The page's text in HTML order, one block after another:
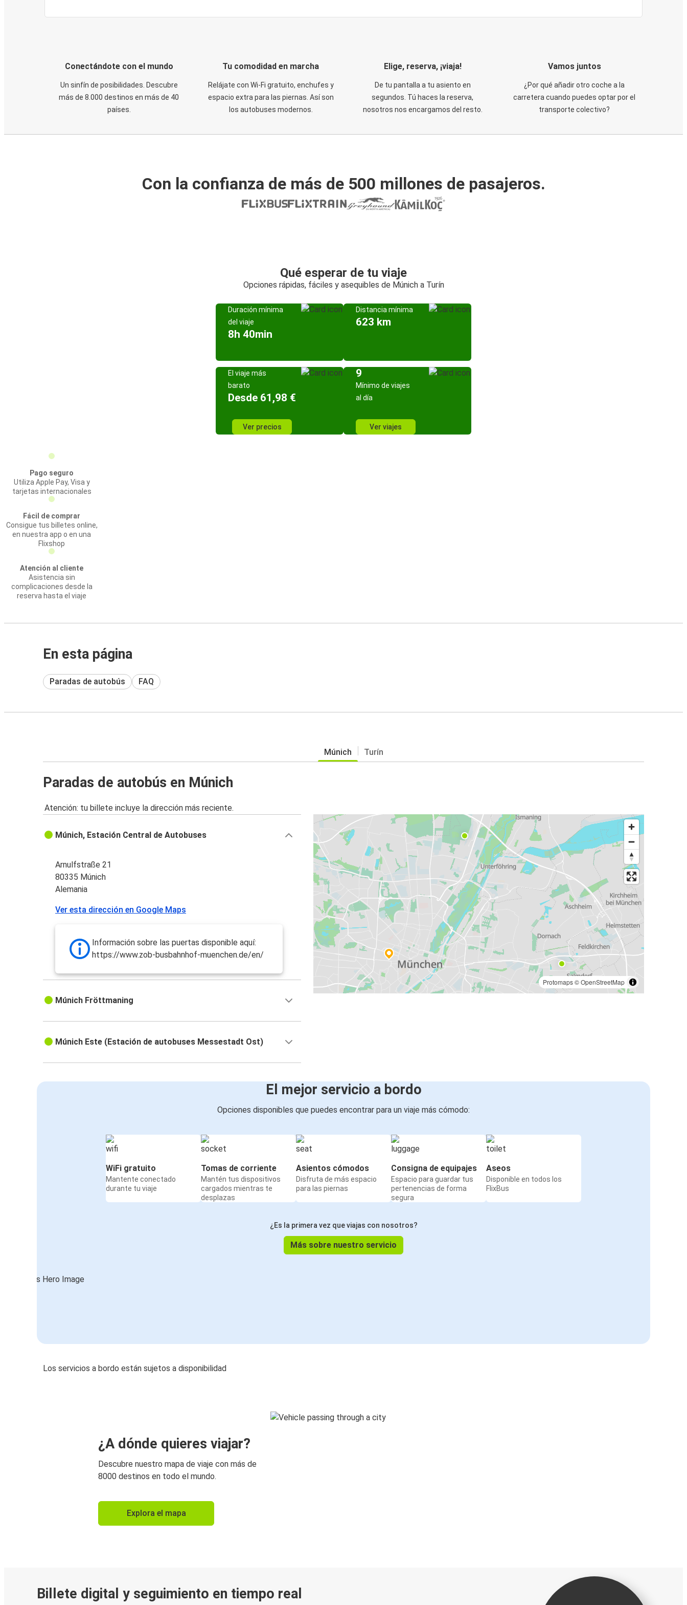
Conectándote con el mundo
Un sinfín de posibilidades. Descubre
más de 8.000 destinos en más de 40
países.
Tu comodidad en marcha
Relájate con Wi-Fi gratuito, enchufes y
espacio extra para las piernas. Así son
los autobuses modernos.
Elige, reserva, ¡viaja!
De tu pantalla a tu asiento en
segundos. Tú haces la reserva,
nosotros nos encargamos del resto.
Vamos juntos
¿Por qué añadir otro coche a la
carretera cuando puedes optar por el
transporte colectivo?
Con la confianza de más de 500 millones de pasajeros.
Qué esperar de tu viaje
Opciones rápidas, fáciles y asequibles de Múnich a Turín
Duración mínima
del viaje
8h 40min
Distancia mínima
623 km
El viaje más
barato
Desde 61,98 €
Ver precios
9
Mínimo de viajes
al día
Ver viajes
Pago seguro
Utiliza Apple Pay, Visa y
tarjetas internacionales
Fácil de comprar
Consigue tus billetes online,
en nuestra app o en una
Flixshop
Atención al cliente
Asistencia sin
complicaciones desde la
reserva hasta el viaje
En esta página
Paradas de autobús FAQ
Múnich Turín
Paradas de autobús en Múnich
Atención: tu billete incluye la dirección más reciente.
Protomaps©OpenStreetMap
Múnich, Estación Central de Autobuses
Arnulfstraße 21
80335 Múnich
Alemania
Ver esta dirección en Google Maps
Información sobre las puertas disponible aquí:
https://www.zob-busbahnhof-muenchen.de/en/
Múnich Fröttmaning
Múnich Este (Estación de autobuses Messestadt Ost)
El mejor servicio a bordo
Opciones disponibles que puedes encontrar para un viaje más cómodo:
WiFi gratuito
Mantente conectado
durante tu viaje
Tomas de corriente
Mantén tus dispositivos
cargados mientras te
desplazas
Asientos cómodos
Disfruta de más espacio
para las piernas
Consigna de equipajes
Espacio para guardar tus
pertenencias de forma
segura
Aseos
Disponible en todos los
FlixBus
¿Es la primera vez que viajas con nosotros?
Más sobre nuestro servicio
Los servicios a bordo están sujetos a disponibilidad
¿A dónde quieres viajar?
Descubre nuestro mapa de viaje con más de
8000 destinos en todo el mundo.
Explora el mapa
Billete digital y seguimiento en tiempo real